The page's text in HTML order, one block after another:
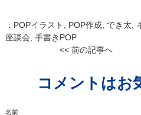
： POPイラスト POP作成, でき太
座談会 手書きPOP
<< 前の記事へ
コメントはお
名前